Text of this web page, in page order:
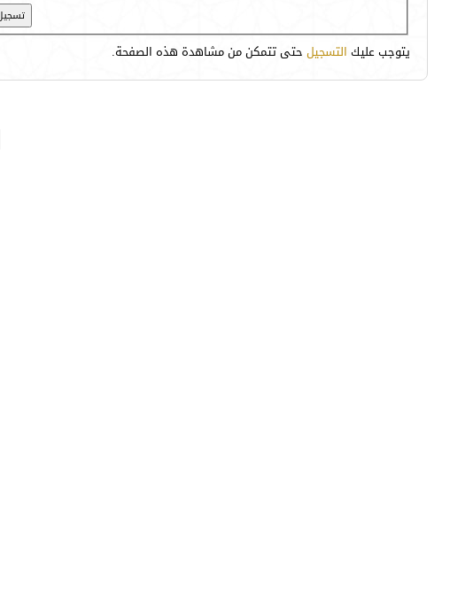
يتوجب عليك التسجيل حتى تتمكن من مشاهدة هذه الصفحة.